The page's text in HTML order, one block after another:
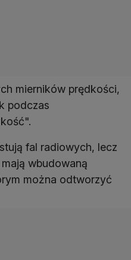
mierników prędkości,
podczas
fal radiowych, lecz
wbudowaną
można odtworzyć